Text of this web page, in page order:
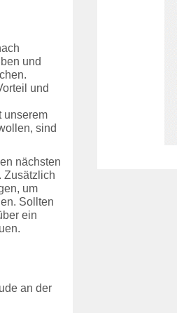
und
und
unserem
sind
nächsten
Zusätzlich
um
Sollten
ein
an der